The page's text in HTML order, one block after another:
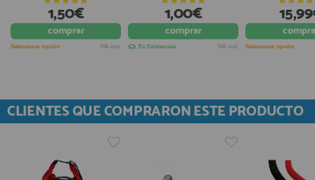
1,50€
comprar
Seleccionar opción IVA incl.
1,00€
comprar
En Existencias IVA incl. Seleccionar opción
CLIENTES QUE COMPRARON ESTE PRODUCTO